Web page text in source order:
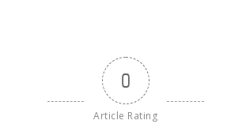
0
Article Rating